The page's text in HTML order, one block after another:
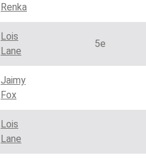
Renka
Lois
Lane
5e
Jaimy
Fox
Lois
Lane